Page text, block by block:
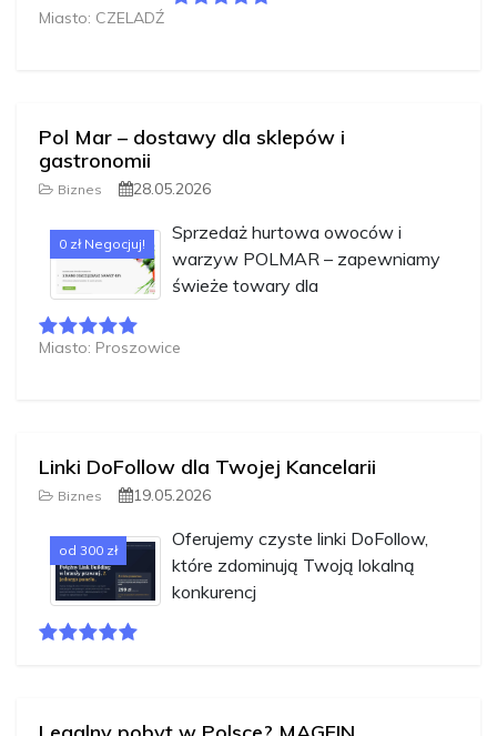
Miasto: CZELADŹ
Pol Mar – dostawy dla sklepów i
gastronomii
Biznes 28.05.2026
0 zł Negocjuj!
Sprzedaż hurtowa owoców i
warzyw POLMAR – zapewniamy
świeże towary dla
Miasto: Proszowice
Linki DoFollow dla Twojej Kancelarii
Biznes 19.05.2026
od 300 zł
Oferujemy czyste linki DoFollow,
które zdominują Twoją lokalną
konkurencj